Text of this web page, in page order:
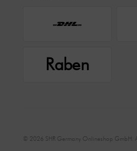
Raben
© 2026 SHR Germany Onlineshop GmbH.